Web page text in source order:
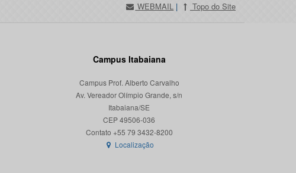
WEBMAIL | Topo do Site
Campus Itabaiana
Campus Prof. Alberto Carvalho
Av. Vereador Olímpio Grande, s/n
Itabaiana/SE
CEP 49506-036
Localização